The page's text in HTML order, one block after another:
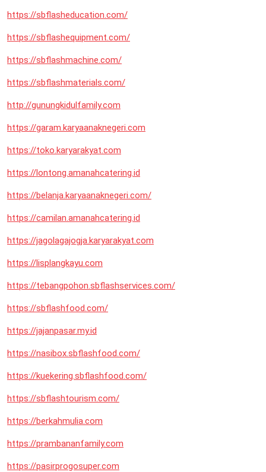
https://sbflasheducation.com/
https://sbflashequipment.com/
https://sbflashmachine.com/
https://sbflashmaterials.com/
http://gunungkidulfamily.com
https://garam.karyaanaknegeri.com
https://toko.karyarakyat.com
https://lontong.amanahcatering.id
https://belanja.karyaanaknegeri.com/
https://camilan.amanahcatering.id
https://jagolagajogja.karyarakyat.com
https://lisplangkayu.com
https://tebangpohon.sbflashservices.com/
https://sbflashfood.com/
https://jajanpasar.my.id
https://nasibox.sbflashfood.com/
https://kuekering.sbflashfood.com/
https://sbflashtourism.com/
https://berkahmulia.com
https://prambananfamily.com
https://pasirprogosuper.com